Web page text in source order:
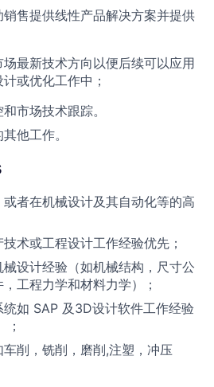
售提供线性产品解决方案并提供
最新技术方向以便后续可以应用
或优化工作中；
市场技术跟踪。
他工作。
者在机械设计及其自动化等的高
术或工程设计工作经验优先；
设计经验（如机械结构，尺寸公
工程力学和材料力学）；
如 SAP 及3D设计软件工作经验
；
削，铣削，磨削,注塑，冲压